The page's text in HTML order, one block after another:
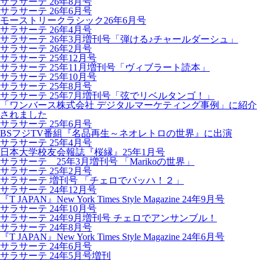
サラサーテ 26年6月号
モーストリークラシック26年6月号
サラサーテ 26年4月号
サラサーテ 26年3月増刊号「弾ける♪チャールダーシュ」
サラサーテ 26年2月号
サラサーテ 25年12月号
サラサーテ 25年11月増刊号「ヴィブラート読本」
サラサーテ 25年10月号
サラサーテ 25年8月号
サラサーテ 25年7月増刊号「弦でリベルタンゴ！」
「ワンバース株式会社 デジタルマーケティング事例」に紹介
されました
サラサーテ 25年6月号
BSフジTV番組『名品再生～ネオレトロの世界』に出演
サラサーテ 25年4月号
日本大学校友会報誌『桜縁』25年1月号
サラサーテ 25年3月増刊号 「Marikoの世界」
サラサーテ 25年2月号
サラサーテ 増刊号 「チェロでバッハ！２」
サラサーテ 24年12月号
『T JAPAN』New York Times Style Magazine 24年9月号
サラサーテ 24年10月号
サラサーテ 24年9月増刊号 チェロでアンサンブル！
サラサーテ 24年8月号
『T JAPAN』New York Times Style Magazine 24年6月号
サラサーテ 24年6月号
サラサーテ 24年5月号増刊